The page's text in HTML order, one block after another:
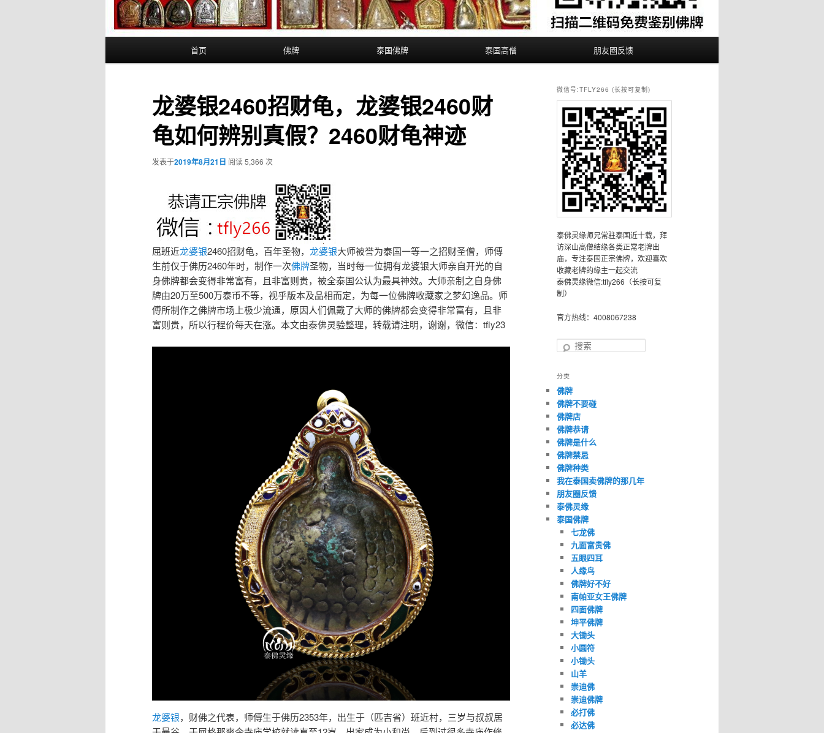
首页 佛牌 泰国佛牌 泰国高僧 朋友圈反馈
龙婆银2460招财龟，龙婆银2460财
龟如何辨别真假？2460财龟神迹
发表于2019年8月21日 阅读 5,366 次
屈班近龙婆银2460招财龟，百年圣物， 龙婆银大师被誉为泰国一等一之招财圣僧，师傅
生前仅于佛历2460年时，制作一次佛牌圣物，当时每一位拥有龙婆银大师亲自开光的自
身佛牌都会变得非常富有，且非富则贵，被全泰国公认为最具神效。大师亲制之自身佛
牌由20万至500万泰币不等，视乎版本及品相而定，为每一位佛牌收藏家之梦幻逸品。师
傅所制作之佛牌市场上极少流通，原因人们佩戴了大师的佛牌都会变得非常富有，且非
富则贵，所以行程价每天在涨。本文由泰佛灵验整理，转载请注明，谢谢，微信：tfly23
龙婆银，财佛之代表，师傅生于佛历2353年，出生于（匹吉省）班近村，三岁与叔叔居
微信号:TFLY266 (长按可复制)
泰佛灵缘师兄常驻泰国近十载，拜
访深山高僧结缘各类正常老牌出
庙，专注泰国正宗佛牌，欢迎喜欢
收藏老牌的缘主一起交流
泰佛灵缘微信:tfly266（长按可复
制）
官方热线：4008067238
搜
分类
佛牌
佛牌不要碰
佛牌店
佛牌恭请
佛牌是什么
佛牌禁忌
佛牌种类
我在泰国卖佛牌的那几年
朋友圈反馈
泰佛灵缘
泰国佛牌
七龙佛
九面富贵佛
五眼四耳
人缘鸟
佛牌好不好
南帕亚女王佛牌
四面佛牌
坤平佛牌
大锄头
小圆符
小锄头
山羊
崇迪佛
崇迪佛牌
必打佛
必达佛